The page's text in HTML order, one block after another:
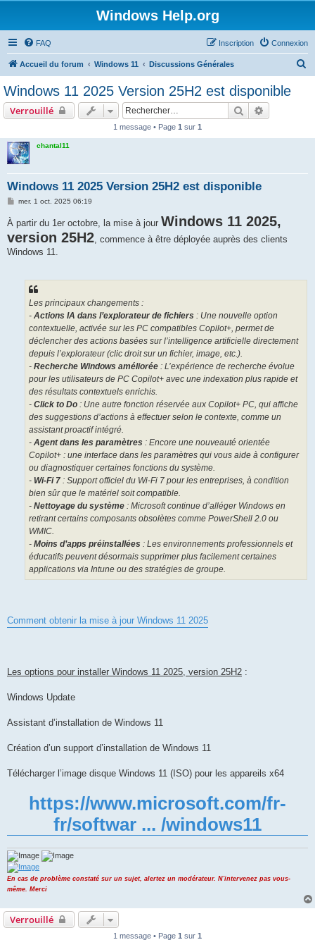
Windows Help.org
FAQ Connexion
Inscription
Accueil du forum Windows 11 Discussions Générales
Windows 11 2025 Version 25H2 est disponible
Verrouillé Rechercher
1 message • Page 1 sur 1
chantal11
Windows 11 2025 Version 25H2 est disponible
M
s
a
g
e
mer. 1 oct. 2025 06:19
À partir du 1er octobre, la mise à jour Windows 11 2025,
version 25H2, commence à être déployée auprès des clients
Windows 11.
Les principaux changements :
- Actions IA dans l’explorateur de fichiers : Une nouvelle option
contextuelle, activée sur les PC compatibles Copilot+, permet de
déclencher des actions basées sur l’intelligence artificielle directement
depuis l’explorateur (clic droit sur un fichier, image, etc.).
- Recherche Windows améliorée : L’expérience de recherche évolue
pour les utilisateurs de PC Copilot+ avec une indexation plus rapide et
des résultats contextuels enrichis.
- Click to Do : Une autre fonction réservée aux Copilot+ PC, qui affiche
des suggestions d’actions à effectuer selon le contexte, comme un
assistant proactif intégré.
- Agent dans les paramètres : Encore une nouveauté orientée
Copilot+ : une interface dans les paramètres qui vous aide à configurer
ou diagnostiquer certaines fonctions du système.
- Wi-Fi 7 : Support officiel du Wi-Fi 7 pour les entreprises, à condition
bien sûr que le matériel soit compatible.
- Nettoyage du système : Microsoft continue d’alléger Windows en
retirant certains composants obsolètes comme PowerShell 2.0 ou
WMIC.
- Moins d’apps préinstallées : Les environnements professionnels et
éducatifs peuvent désormais supprimer plus facilement certaines
applications via Intune ou des stratégies de groupe.
Comment obtenir la mise à jour Windows 11 2025
Les options pour installer Windows 11 2025, version 25H2 :
Windows Update
Assistant d’installation de Windows 11
Création d’un support d’installation de Windows 11
Télécharger l’image disque Windows 11 (ISO) pour les appareils x64
https://www.microsoft.com/fr-
fr/softwar ... /windows11
En cas de problème constaté sur un sujet, alertez un modérateur. N'intervenez pas vous-
même. Merci
Verrouillé
1 message • Page 1 sur 1